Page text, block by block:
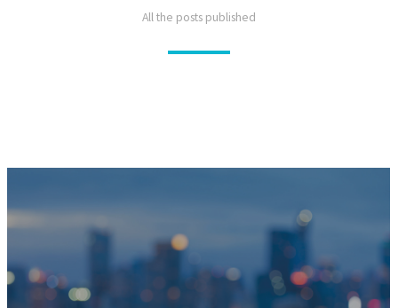
All the posts published